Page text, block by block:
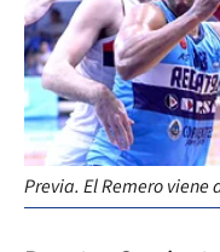
Previa. El Remero viene